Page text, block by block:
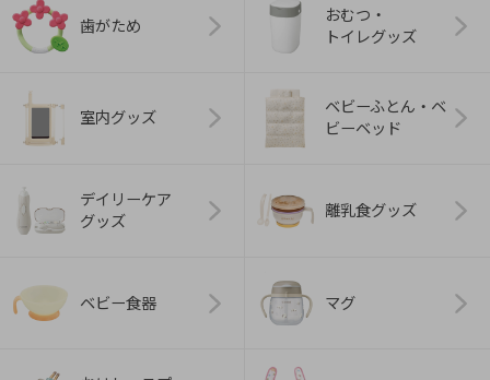
歯がため
おむつ・
トイレグッズ
室内グッズ
ベビーふとん・ベ
ビーベッド
デイリーケア
グッズ
離乳食グッズ
ベビー食器 マグ